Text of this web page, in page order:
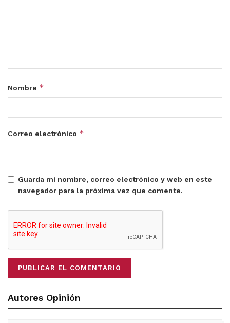
Nombre *
Correo electrónico *
Guarda mi nombre, correo electrónico y web en este
navegador para la próxima vez que comente.
Autores Opinión